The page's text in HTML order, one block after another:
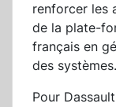
renforcer les
de la plate-
français en
des systèmes.
Pour